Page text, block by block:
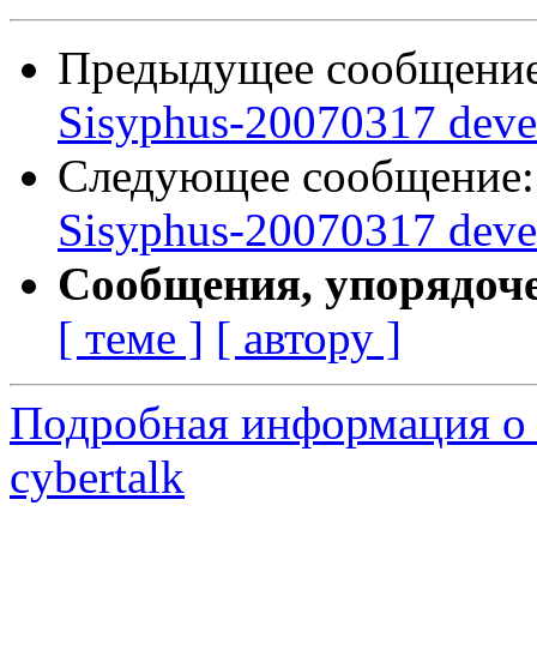
Предыдущее
Sisyphus-20070317
Следующее
Sisyphus-20070317
Сообщения,
[ теме ] [ автору ]
Подробная информация о
cybertalk